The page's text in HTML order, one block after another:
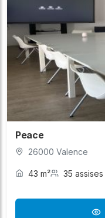
Peace
26000 Valence
43 m² 35 assises